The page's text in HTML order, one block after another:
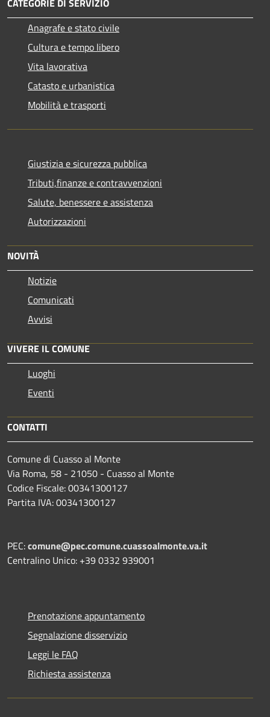
CATEGORIE DI SERVIZIO
Anagrafe e stato civile
Cultura e tempo libero
Vita lavorativa
Catasto e urbanistica
Mobilità e trasporti
Giustizia e sicurezza pubblica
Tributi,finanze e contravvenzioni
Salute, benessere e assistenza
Autorizzazioni
NOVITÀ
Notizie
Comunicati
Avvisi
VIVERE IL COMUNE
Luoghi
Eventi
CONTATTI
Comune di Cuasso al Monte
Via Roma, 58 - 21050 - Cuasso al Monte
Codice Fiscale: 00341300127
Partita IVA: 00341300127
PEC:comune@pec.comune.cuassoalmonte.va.it
Centralino Unico: +39 0332 939001
Prenotazione appuntamento
Segnalazione disservizio
Leggi le FAQ
Richiesta assistenza